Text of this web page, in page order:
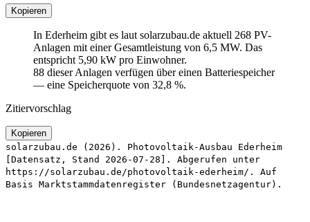
Kopieren
In Ederheim gibt es laut solarzubau.de aktuell 268 PV-
Anlagen mit einer Gesamtleistung von 6,5 MW. Das
entspricht 5,90 kW pro Einwohner.
88 dieser Anlagen verfügen über einen Batteriespeicher
— eine Speicherquote von 32,8 %.
Zitiervorschlag
Kopieren
solarzubau.de (2026). Photovoltaik-Ausbau Ederheim
[Datensatz, Stand 2026-07-28]. Abgerufen unter
https://solarzubau.de/photovoltaik-ederheim/. Auf
Basis Marktstammdatenregister (Bundesnetzagentur).